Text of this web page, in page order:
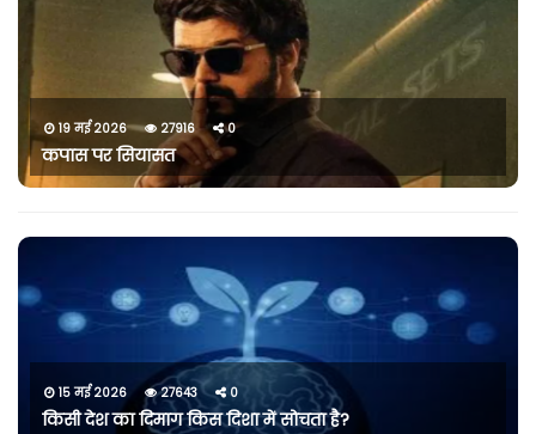
19 मई 2026 27916 0
कपास पर सियासत
15 मई 2026 27643 0
किसी देश का दिमाग किस दिशा में सोचता है?